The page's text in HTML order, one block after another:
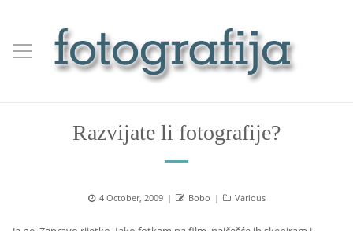
Razvijate li fotografije?
Posted
4 October, 2009 Author
Bobo Categories
Various